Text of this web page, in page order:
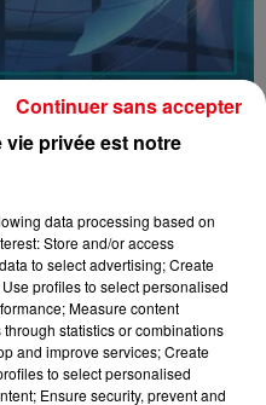
privée est notre
data processing based on
Store and/or access
to select advertising; Create
profiles to select personalised
Measure content
statistics or combinations
and improve services; Create
to select personalised
Ensure security, prevent and
Continuer sans accepter